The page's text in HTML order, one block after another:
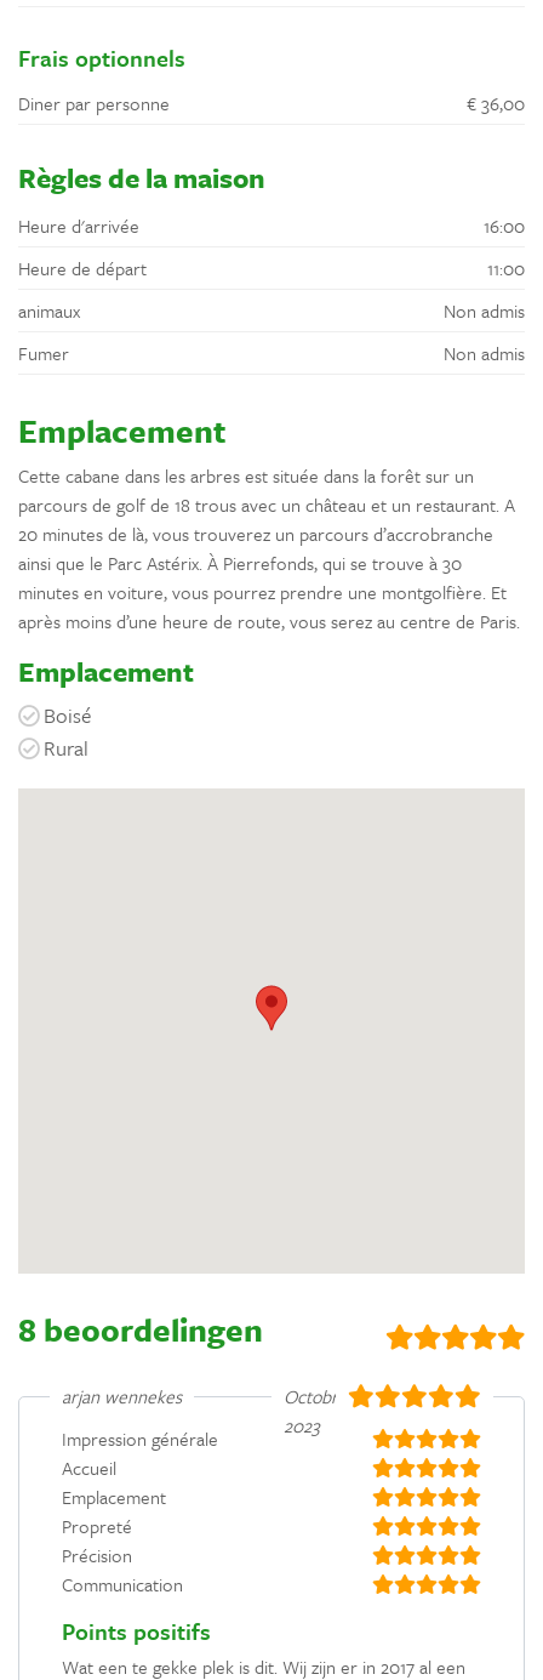
Frais optionnels
Diner par personne € 36,00
Règles de la maison
Heure d'arrivée
16:00
Heure de départ
11:00
animaux
Non admis
Fumer
Non admis
Emplacement
Cette cabane dans les arbres est située dans la forêt sur un
parcours de golf de 18 trous avec un château et un restaurant. A
20 minutes de là, vous trouverez un parcours d’accrobranche
ainsi que le Parc Astérix. À Pierrefonds, qui se trouve à 30
minutes en voiture, vous pourrez prendre une montgolfière. Et
après moins d’une heure de route, vous serez au centre de Paris.
Emplacement
Boisé
Rural
8 beoordelingen
arjan wennekes
Octobre
2023
Impression générale
Accueil
Emplacement
Propreté
Précision
Communication
Points positifs
Wat een te gekke plek is dit. Wij zijn er in 2017 al een